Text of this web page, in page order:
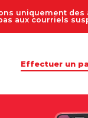
uniquement
aux courriels
Effectuer un